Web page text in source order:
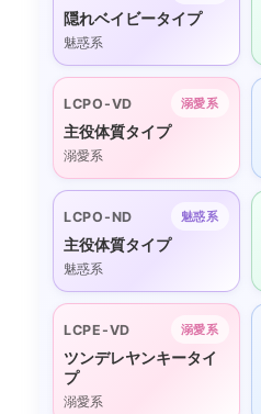
隠れベイビータイプ
魅惑系
LCPO-VD 溺愛系
主役体質タイプ
溺愛系
LCPO-ND 魅惑系
主役体質タイプ
魅惑系
LCPE-VD 溺愛系
ツンデレヤンキータイ
プ
溺愛系